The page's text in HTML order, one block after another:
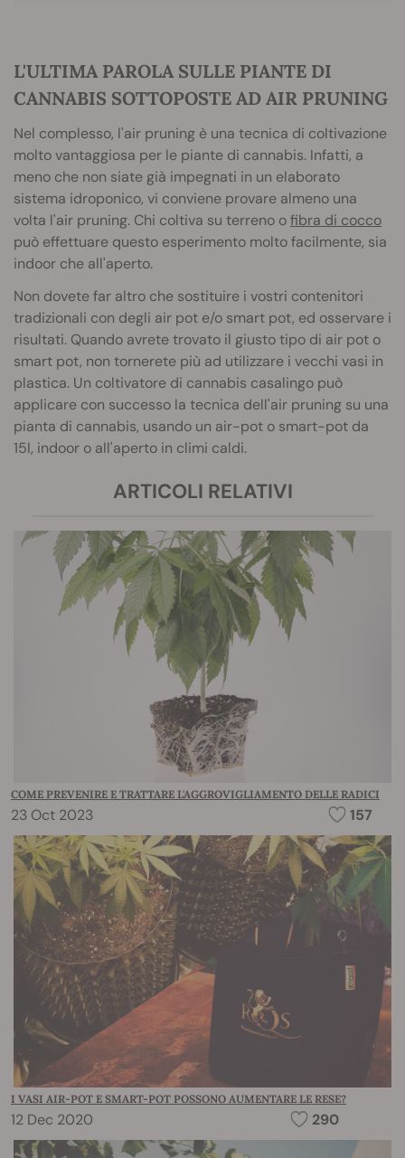
L'ULTIMA PAROLA SULLE PIANTE DI
CANNABIS SOTTOPOSTE AD AIR PRUNING
Nel complesso, l'air pruning è una tecnica di coltivazione
molto vantaggiosa per le piante di cannabis. Infatti, a
meno che non siate già impegnati in un elaborato
sistema idroponico, vi conviene provare almeno una
volta l'air pruning. Chi coltiva su terreno ofibra di cocco
può effettuare questo esperimento molto facilmente, sia
indoor che all'aperto.
Non dovete far altro che sostituire i vostri contenitori
tradizionali con degli air pot e/o smart pot, ed osservare i
risultati. Quando avrete trovato il giusto tipo di air pot o
smart pot, non tornerete più ad utilizzare i vecchi vasi in
plastica. Un coltivatore di cannabis casalingo può
applicare con successo la tecnica dell'air pruning su una
pianta di cannabis, usando un air-pot o smart-pot da
15l, indoor o all'aperto in climi caldi.
ARTICOLI RELATIVI
COME PREVENIRE E TRATTARE L'AGGROVIGLIAMENTO DELLE RADICI
23 Oct 2023 157
I VASI AIR-POT E SMART-POT POSSONO AUMENTARE LE RESE?
12 Dec 2020 290